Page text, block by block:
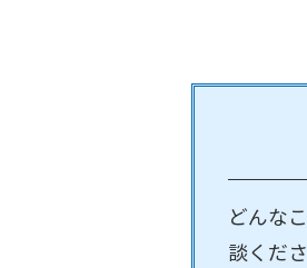
どんな
談くだ